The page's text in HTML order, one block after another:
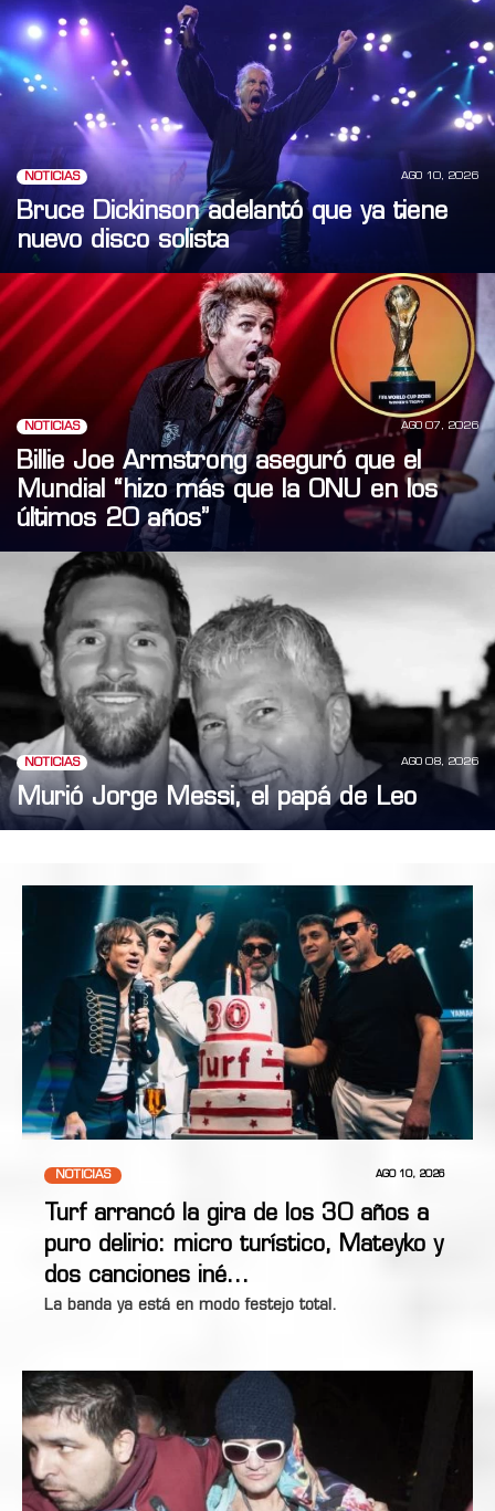
NOTICIAS AGO 10, 2026
Bruce Dickinson adelantó que ya tiene
nuevo disco solista
NOTICIAS AGO 07, 2026
Billie Joe Armstrong aseguró que el
Mundial “hizo más que la ONU en los
últimos 20 años”
NOTICIAS AGO 08, 2026
Murió Jorge Messi, el papá de Leo
NOTICIAS AGO 10, 2026
Turf arrancó la gira de los 30 años a
puro delirio: micro turístico, Mateyko y
dos canciones iné…
La banda ya está en modo festejo total.